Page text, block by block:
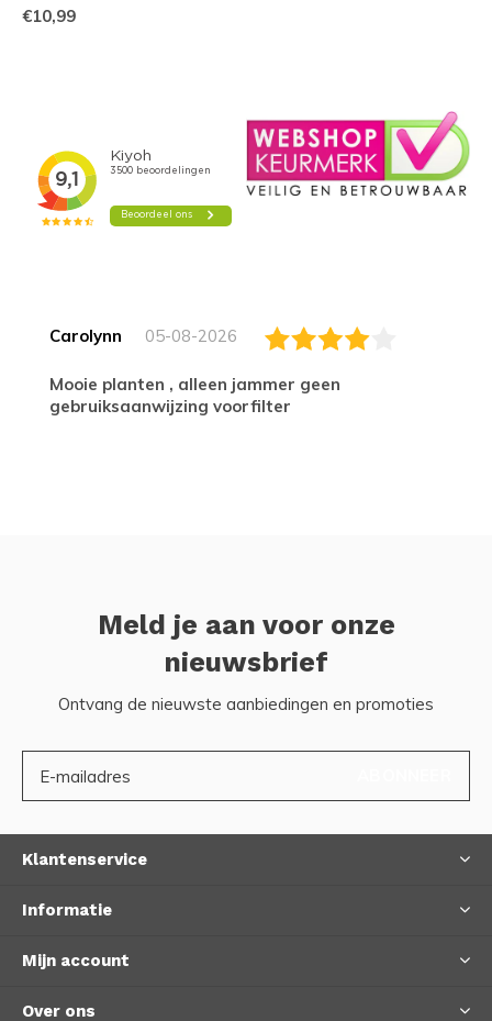
€10,99
Carolynn 05-08-2026
Mooie planten , alleen jammer geen
gebruiksaanwijzing voorfilter
Meld je aan voor onze
nieuwsbrief
Ontvang de nieuwste aanbiedingen en promoties
Klantenservice
Informatie
Mijn account
Over ons